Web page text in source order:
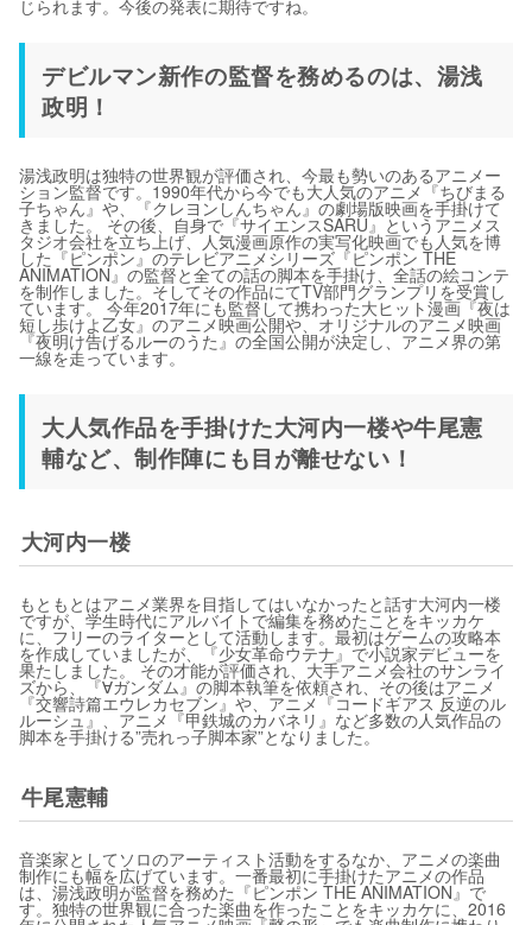
じられます。今後の発表に期待ですね。
デビルマン新作の監督を務めるのは、湯浅
政明！
湯浅政明は独特の世界観が評価され、今最も勢いのあるアニメー
ション監督です。1990年代から今でも大人気のアニメ『ちびまる
子ちゃん』や、『クレヨンしんちゃん』の劇場版映画を手掛けて
きました。 その後、自身で『サイエンスSARU』というアニメス
タジオ会社を立ち上げ、人気漫画原作の実写化映画でも人気を博
した『ピンポン』のテレビアニメシリーズ『ピンポン THE
ANIMATION』の監督と全ての話の脚本を手掛け、全話の絵コンテ
を制作しました。そしてその作品にてTV部門グランプリを受賞し
ています。 今年2017年にも監督して携わった大ヒット漫画『夜は
短し歩けよ乙女』のアニメ映画公開や、オリジナルのアニメ映画
『夜明け告げるルーのうた』の全国公開が決定し、アニメ界の第
一線を走っています。
大人気作品を手掛けた大河内一楼や牛尾憲
輔など、制作陣にも目が離せない！
大河内一楼
もともとはアニメ業界を目指してはいなかったと話す大河内一楼
ですが、学生時代にアルバイトで編集を務めたことをキッカケ
に、フリーのライターとして活動します。最初はゲームの攻略本
を作成していましたが、『少女革命ウテナ』で小説家デビューを
果たしました。 その才能が評価され、大手アニメ会社のサンライ
ズから、『∀ガンダム』の脚本執筆を依頼され、その後はアニメ
『交響詩篇エウレカセブン』や、アニメ『コードギアス 反逆のル
ルーシュ』、アニメ『甲鉄城のカバネリ』など多数の人気作品の
脚本を手掛ける”売れっ子脚本家”となりました。
牛尾憲輔
音楽家としてソロのアーティスト活動をするなか、アニメの楽曲
制作にも幅を広げています。一番最初に手掛けたアニメの作品
は、湯浅政明が監督を務めた『ピンポン THE ANIMATION』で
す。独特の世界観に合った楽曲を作ったことをキッカケに、2016